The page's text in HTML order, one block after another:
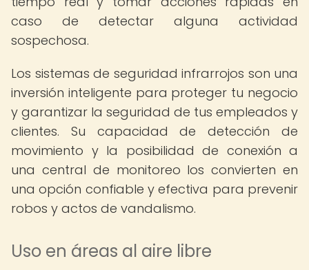
caso de detectar alguna actividad
sospechosa.
Los sistemas de seguridad infrarrojos son una
inversión inteligente para proteger tu negocio
y garantizar la seguridad de tus empleados y
clientes. Su capacidad de detección de
movimiento y la posibilidad de conexión a
una central de monitoreo los convierten en
una opción confiable y efectiva para prevenir
robos y actos de vandalismo.
Uso en áreas al aire libre